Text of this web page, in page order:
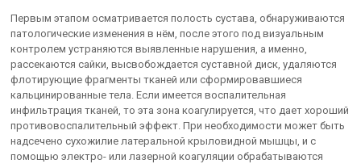
Первым этапом осматривается полость сустава, обнаруживаются
патологические изменения в нём, после этого под визуальным
контролем устраняются выявленные нарушения, а именно,
рассекаются сайки, высвобождается суставной диск, удаляются
флотирующие фрагменты тканей или сформировавшиеся
кальцинированные тела. Если имеется воспалительная
инфильтрация тканей, то эта зона коагулируется, что дает хороший
противовоспалительный эффект. При необходимости может быть
надсечено сухожилие латеральной крыловидной мышцы, и с
помощью электро- или лазерной коагуляции обрабатываются